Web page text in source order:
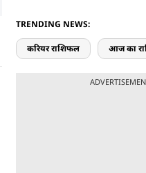
TRENDING NEWS:
करियर राशिफल आज का